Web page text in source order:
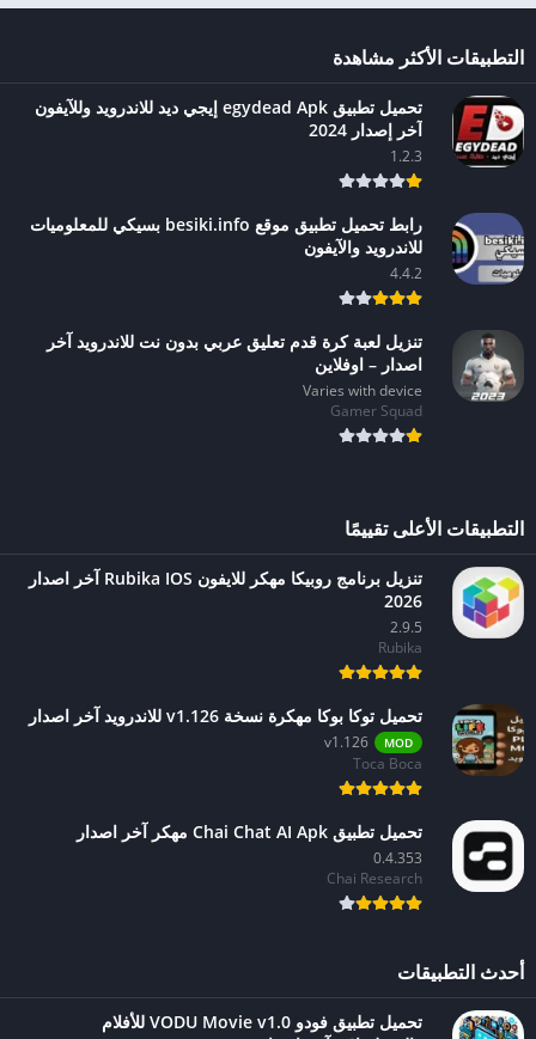
التطبيقات الأكثر مشاهدة
تحميل تطبيق egydead Apk إيجي ديد للاندرويد وللآيفون
آخر إصدار 2024
1.2.3
رابط تحميل تطبيق موقع besiki.info بسيكي للمعلوميات
للاندرويد والآيفون
4.4.2
تنزيل لعبة كرة قدم تعليق عربي بدون نت للاندرويد آخر
اصدار – اوفلاين
Varies with device
Gamer Squad
التطبيقات الأعلى تقييمًا
تنزيل برنامج روبيكا مهكر للايفون Rubika IOS آخر اصدار
2026
2.9.5
Rubika
تحميل توكا بوكا مهكرة نسخة v1.126 للاندرويد آخر اصدار
MOD
v1.126
Toca Boca
تحميل تطبيق Chai Chat AI Apk مهكر آخر اصدار
0.4.353
Chai Research
أحدث التطبيقات
تحميل تطبيق فودو VODU Movie v1.0 للأفلام